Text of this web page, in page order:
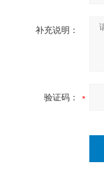
补充说明：
验证码：